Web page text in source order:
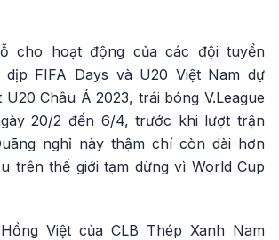
cho hoạt động của các đội tuyển
FIFA Days và U20 Việt Nam dự
Châu Á 2023, trái bóng V.League
20/2 đến 6/4, trước khi lượt trận
nghỉ này thậm chí còn dài hơn
trên thế giới tạm dừng vì World Cup
Việt của CLB Thép Xanh Nam